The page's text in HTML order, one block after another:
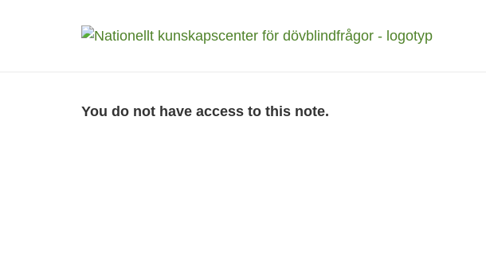
You do not have access to this note.